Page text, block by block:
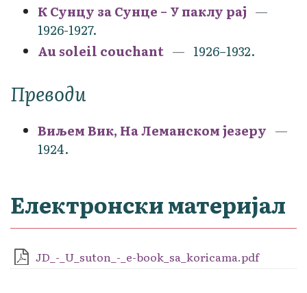
К Сунцу за Сунце – У паклу рај
1926-1927.
Au soleil couchant
1926–1932.
Преводи
Виљем Вик, На Леманском језеру
1924.
Електронски материјал
JD_-_U_suton_-_e-book_sa_koricama.pdf